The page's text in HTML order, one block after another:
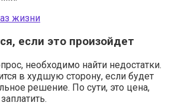
если это произойдет
необходимо найти недостатки.
в худшую сторону, если будет
решение. По сути, это цена,